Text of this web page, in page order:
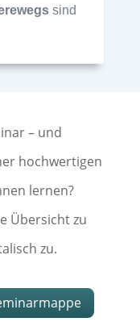
sind
– und
hochwertigen
lernen?
Übersicht zu
zu.